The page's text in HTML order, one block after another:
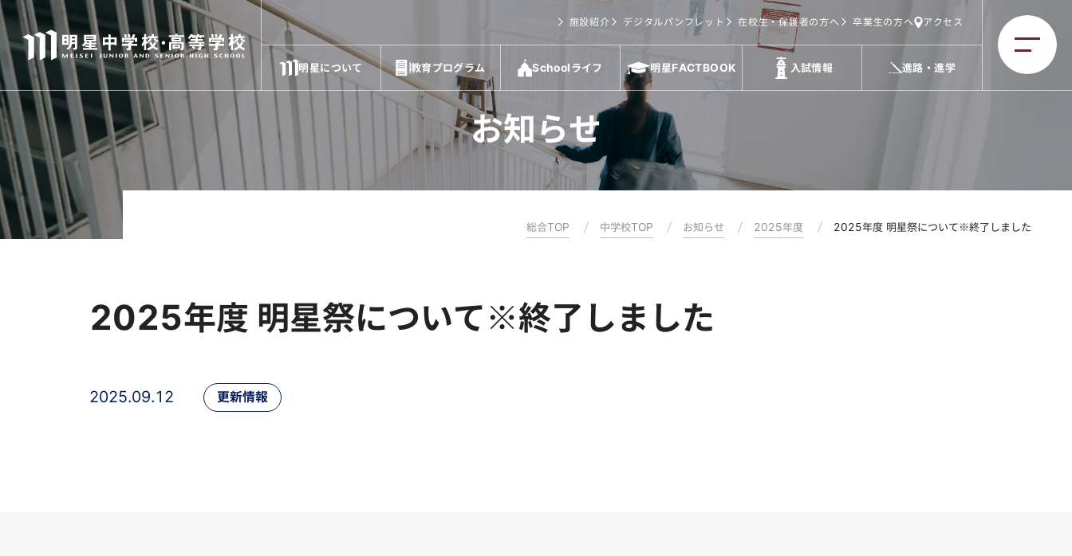
施設紹介 デジタルパンフレット 在校生・保護者の方へ 卒業生の方へ アクセス
明星について 教育プログラム Schoolライフ 明星FACTBOOK 入試情報 進路・進学
お知らせ
総合TOP 中学校TOP お知らせ 2025年度 2025年度 明星祭について※終了しました
2025年度 明星祭について※終了しました
2025.09.12 更新情報